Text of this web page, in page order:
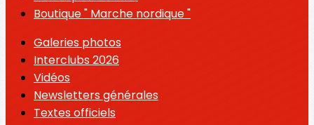
Boutique " Marche nordique "
Galeries photos
Interclubs 2026
Vidéos
Newsletters générales
Textes officiels